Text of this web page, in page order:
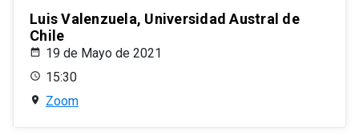
Luis Valenzuela, Universidad Austral de
Chile
19 de Mayo de 2021
15:30
Zoom